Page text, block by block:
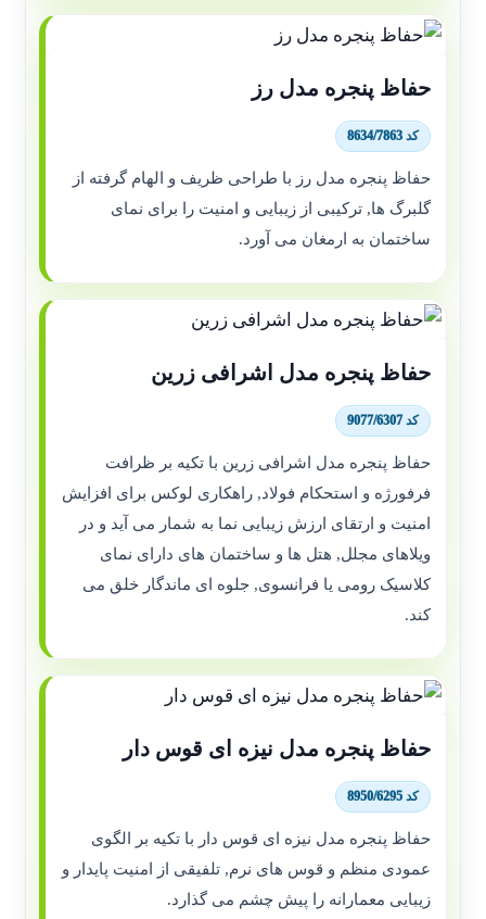
حفاظ پنجره مدل رز
کد 8634/7863
حفاظ پنجره مدل رز با طراحی ظریف و الهام گرفته از
گلبرگ ها, ترکیبی از زیبایی و امنیت را برای نمای
ساختمان به ارمغان می آورد.
حفاظ پنجره مدل اشرافی زرین
کد 9077/6307
حفاظ پنجره مدل اشرافی زرین با تکیه بر ظرافت
فرفورژه و استحکام فولاد, راهکاری لوکس برای افزایش
امنیت و ارتقای ارزش زیبایی نما به شمار می آید و در
ویلاهای مجلل, هتل ها و ساختمان های دارای نمای
کلاسیک رومی یا فرانسوی, جلوه ای ماندگار خلق می
کند.
حفاظ پنجره مدل نیزه ای قوس دار
کد 8950/6295
حفاظ پنجره مدل نیزه ای قوس دار با تکیه بر الگوی
عمودی منظم و قوس های نرم, تلفیقی از امنیت پایدار و
زیبایی معمارانه را پیش چشم می گذارد.